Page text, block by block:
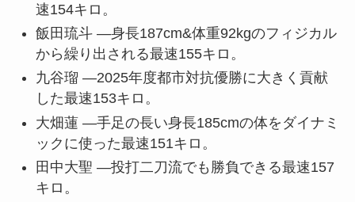
速154キロ。
飯田琉斗 —身長187cm&体重92kgのフィジカル
から繰り出される最速155キロ。
九谷瑠 —2025年度都市対抗優勝に大きく貢献
した最速153キロ。
大畑蓮 —手足の長い身長185cmの体をダイナミ
ックに使った最速151キロ。
田中大聖 —投打二刀流でも勝負できる最速157
キロ。